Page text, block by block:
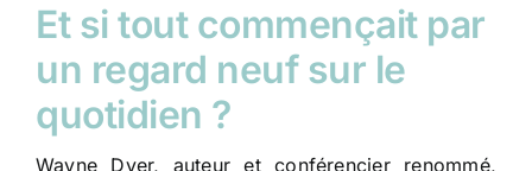
Et si tout commençait par
un regard neuf sur le
quotidien ?
Wayne Dyer, auteur et conférencier renommé,